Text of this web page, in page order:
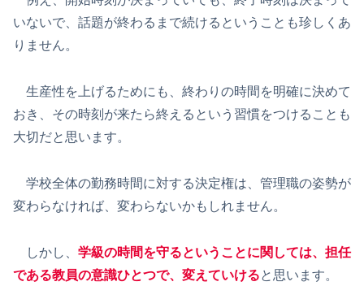
いないで、話題が終わるまで続けるということも珍しくあ
りません。
生産性を上げるためにも、終わりの時間を明確に決めて
おき、その時刻が来たら終えるという習慣をつけることも
大切だと思います。
学校全体の勤務時間に対する決定権は、管理職の姿勢が
変わらなければ、変わらないかもしれません。
しかし、 学級の時間を守るということに関しては、担任
である教員の意識ひとつで、変えていけると思います。